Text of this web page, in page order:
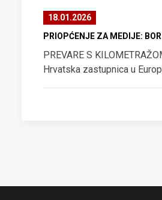
18.01.2026
PRIOPĆENJE ZA MEDIJE:
PREVARE S
Hrvatska zastupnica u